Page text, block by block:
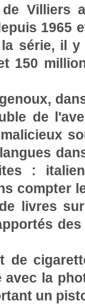
Villiers
1965
série, il
150
de
:
compter
livres
de
la
un